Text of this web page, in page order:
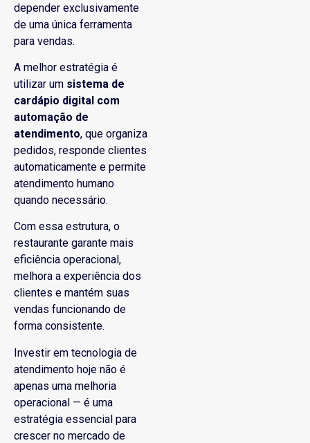
depender exclusivamente
de uma única ferramenta
para vendas.
A melhor estratégia é
utilizar um sistema de
cardápio digital com
automação de
atendimento, que organiza
pedidos, responde clientes
automaticamente e permite
atendimento humano
quando necessário.
Com essa estrutura, o
restaurante garante mais
eficiência operacional,
melhora a experiência dos
clientes e mantém suas
vendas funcionando de
forma consistente.
Investir em tecnologia de
atendimento hoje não é
apenas uma melhoria
operacional — é uma
estratégia essencial para
crescer no mercado de